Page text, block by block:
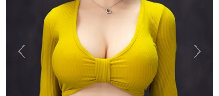
Previous Next